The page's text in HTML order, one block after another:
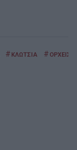
# ΚΛΩΤΣΙΑ # ΟΡΧΕΙΣ